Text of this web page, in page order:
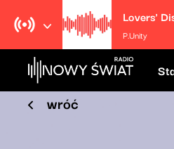
Lovers'
P.Unity
wróć